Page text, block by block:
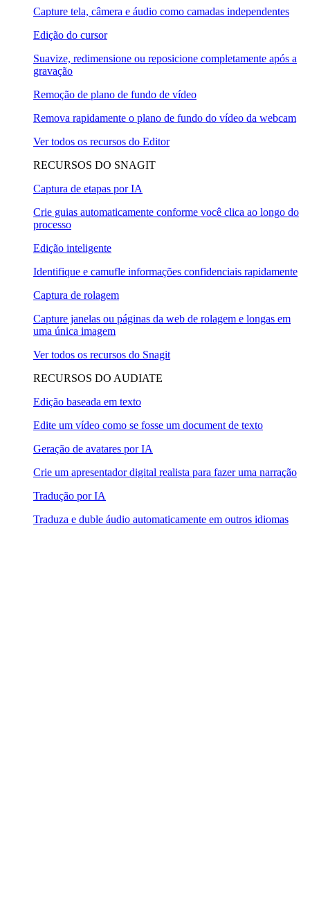
Capture tela, câmera e áudio como camadas independentes
Edição do cursor
Suavize, redimensione ou reposicione completamente após a
gravação
Remoção de plano de fundo de vídeo
Remova rapidamente o plano de fundo do vídeo da webcam
Ver todos os recursos do Editor
RECURSOS DO SNAGIT
Captura de etapas por IA
Crie guias automaticamente conforme você clica ao longo do
processo
Edição inteligente
Identifique e camufle informações confidenciais rapidamente
Captura de rolagem
Capture janelas ou páginas da web de rolagem e longas em
uma única imagem
Ver todos os recursos do Snagit
RECURSOS DO AUDIATE
Edição baseada em texto
Edite um vídeo como se fosse um document de texto
Geração de avatares por IA
Crie um apresentador digital realista para fazer uma narração
Tradução por IA
Traduza e duble áudio automaticamente em outros idiomas